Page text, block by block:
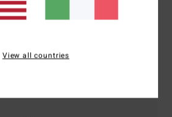
Rapporto qualità-prezzo
View all countries